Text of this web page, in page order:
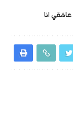
عاشقي انا